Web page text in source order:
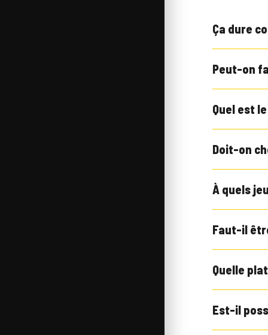
Ça dure
Peut-on
Quel est
Doit-on
À quels
Faut-il
Quelle
Est-il